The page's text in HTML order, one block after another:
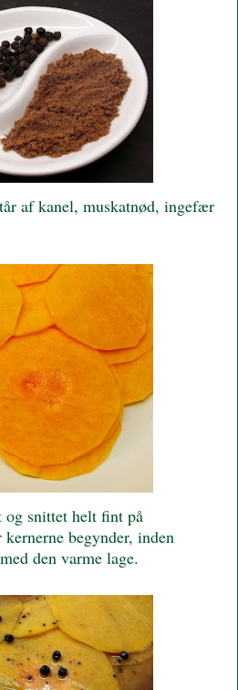
af kanel, muskatnød, ingefær
snittet helt fint på
begynder, inden
den varme lage.